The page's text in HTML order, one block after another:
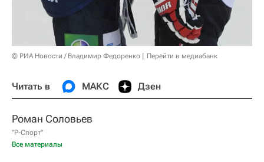
© РИА Новости / Владимир Федоренко Перейти в медиабанк
Читать в МАКС Дзен
Роман Соловьев
"Р-Спорт"
Все материалы